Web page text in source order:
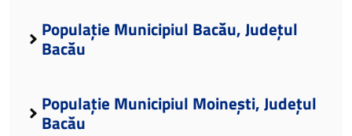
Populație Municipiul Bacău, Județul
Bacău
Populație Municipiul Moinești, Județul
Bacău